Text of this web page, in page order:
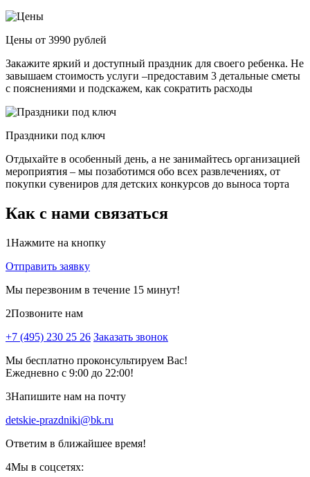
Цены от 3990 рублей
Закажите яркий и доступный праздник для своего ребенка. Не
завышаем стоимость услуги –предоставим 3 детальные сметы
с пояснениями и подскажем, как сократить расходы
Праздники под ключ
Отдыхайте в особенный день, а не занимайтесь организацией
мероприятия – мы позаботимся обо всех развлечениях, от
покупки сувениров для детских конкурсов до выноса торта
Как с нами связаться
1Нажмите на кнопку
Отправить заявку
Мы перезвоним в течение 15 минут!
2Позвоните нам
+7 (495) 230 25 26 Заказать звонок
Мы бесплатно проконсультируем Вас!
Ежедневно с 9:00 до 22:00!
3Напишите нам на почту
detskie-prazdniki@bk.ru
Ответим в ближайшее время!
4Мы в соцсетях: